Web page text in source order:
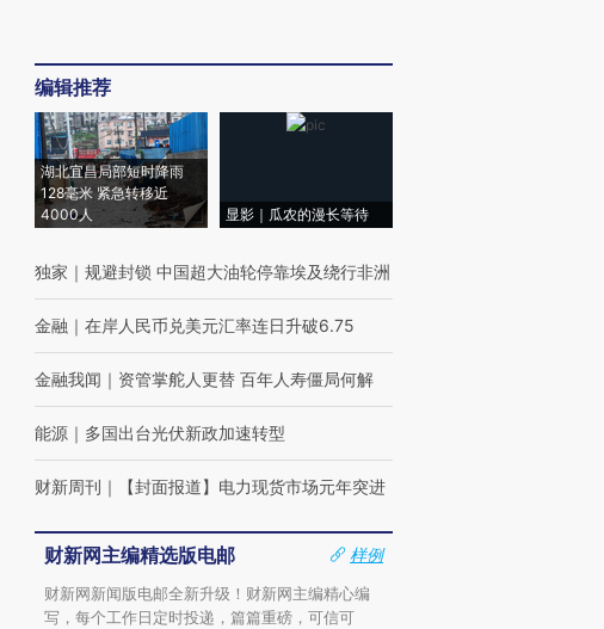
编辑推荐
湖北宜昌局部短时降雨
128毫米 紧急转移近
4000人
显影｜瓜农的漫长等待
独家 ｜ 规避封锁 中国超大油轮停靠埃及绕行非洲
金融 ｜ 在岸人民币兑美元汇率连日升破6.75
金融我闻 ｜ 资管掌舵人更替 百年人寿僵局何解
能源 ｜ 多国出台光伏新政加速转型
财新周刊 ｜ 【封面报道】电力现货市场元年突进
财新网主编精选版电邮
样例
财新网新闻版电邮全新升级！财新网主编精心编
写，每个工作日定时投递，篇篇重磅，可信可